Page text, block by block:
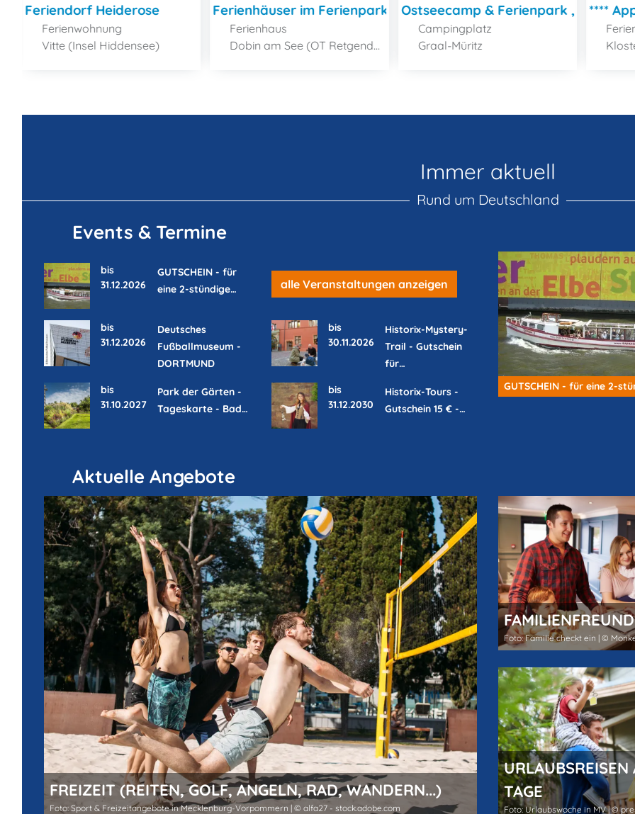
Feriendorf Heiderose
Ferienwohnung
Vitte (Insel Hiddensee)
Ferienhäuser im Ferienpark Retgendorf
Ferienhaus
Dobin am See (OT Retgendorf)
Ostseecamp & Ferienpark
Campingplatz
Graal-Müritz
****
Immer aktuell
Rund um Deutschland
Events & Termine
bis
31.12.2026
GUTSCHEIN - für
eine 2-stündige…
bis
30.11.2026
Historix-Mystery-
Trail - Gutschein
für…
bis
31.12.2030
Historix-Tours -
Gutschein 15 € -…
bis
31.12.2026
Deutsches
Fußballmuseum -
DORTMUND
bis
31.10.2027
Park der Gärten -
Tageskarte - Bad…
alle Veranstaltungen anzeigen
Aktuelle Angebote
FREIZEIT (REITEN, GOLF, ANGELN, RAD, WANDERN...)
Foto: Sport & Freizeitangebote in Mecklenburg-Vorpommern | © alfa27 - stock.adobe.com
URLAUBSREISEN
TAGE